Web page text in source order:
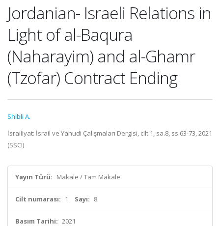
Jordanian- Israeli Relations in
Light of al-Baqura
(Naharayim) and al-Ghamr
(Tzofar) Contract Ending
Shibli A.
İsrailiyat: İsrail ve Yahudi Çalışmaları Dergisi, cilt.1, sa.8, ss.63-73, 2021
(SSCI)
Yayın Türü: Makale / Tam Makale
Cilt numarası: 1 Sayı: 8
Basım Tarihi: 2021